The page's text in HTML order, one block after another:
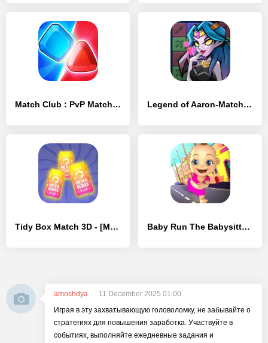
Match Club : PvP Match3 - [MOD Бесконечные деньги] Legend of Aaron-Match & Puzzle - [MOD Бесконечные монеты]
Tidy Box Match 3D - [MOD Бесконечные деньги] Baby Run The Babysitter Escape
amoshdya
11 December 2025 01:00
Играя в эту захватывающую головоломку, не забывайте о
стратегиях для повышения заработка. Участвуйте в
событиях, выполняйте ежедневные задания и